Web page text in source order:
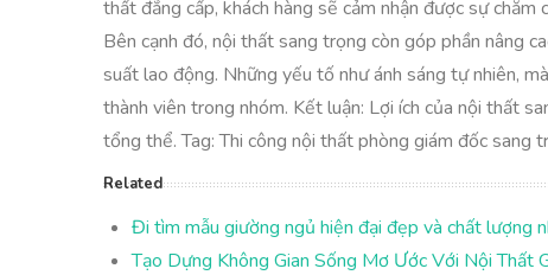
thất đẳng cấp, khách hàng sẽ cảm nhận được sự
Bên cạnh đó, nội thất sang trọng còn góp phần nâng
suất lao động. Những yếu tố như ánh sáng tự nhiên,
thành viên trong nhóm. Kết luận: Lợi ích của nội thất
tổng thể. Tag: Thi công nội thất phòng giám đốc sang
Related
Đi tìm mẫu giường ngủ hiện đại đẹp và chất lượng
Tạo Dựng Không Gian Sống Mơ Ước Với Nội Thất